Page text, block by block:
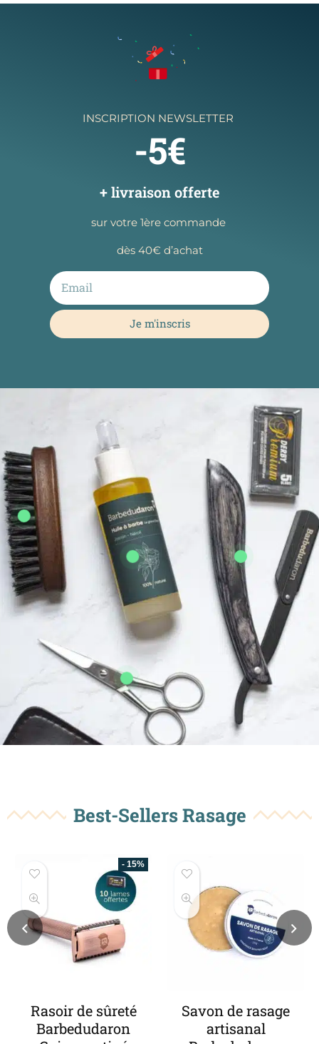
INSCRIPTION NEWSLETTER
-5€
+ livraison offerte
sur votre 1ère commande
dès 40€ d’achat
Je m'inscris
Best-Sellers Rasage
Savon de rasage
artisanal
Coffret de
traditionnel